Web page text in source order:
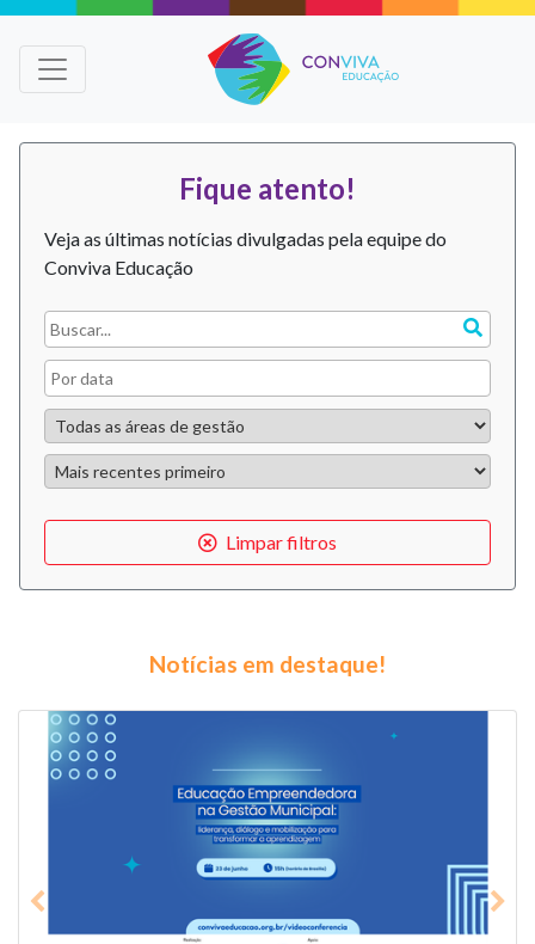
Fique atento!
Veja as últimas notícias divulgadas pela equipe do
Conviva Educação
Limpar filtros
Notícias em destaque!
Previous